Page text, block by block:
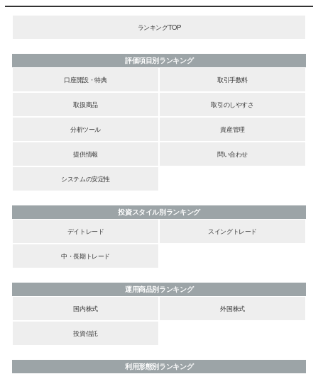
ランキングTOP
評価項目別ランキング
口座開設・特典
取引手数料
取扱商品 取引のしやすさ
分析ツール 資産管理
提供情報 問い合わせ
システムの安定性
投資スタイル別ランキング
デイトレード
スイングトレード
中・長期トレード
運用商品別ランキング
国内株式
外国株式
投資信託
利用形態別ランキング